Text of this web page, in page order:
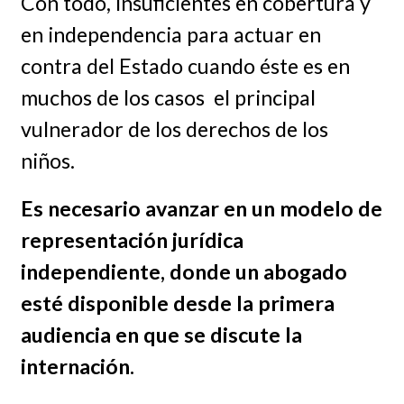
en independencia para actuar en
contra del Estado cuando éste es en
muchos de los casos el principal
vulnerador de los derechos de los
niños.
Es necesario avanzar en un modelo de
representación jurídica
independiente, donde un abogado
esté disponible desde la primera
audiencia en que se discute la
internación.